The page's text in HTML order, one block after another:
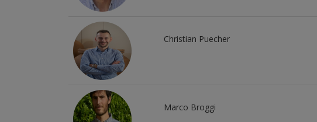
Christian Puecher
Marco Broggi